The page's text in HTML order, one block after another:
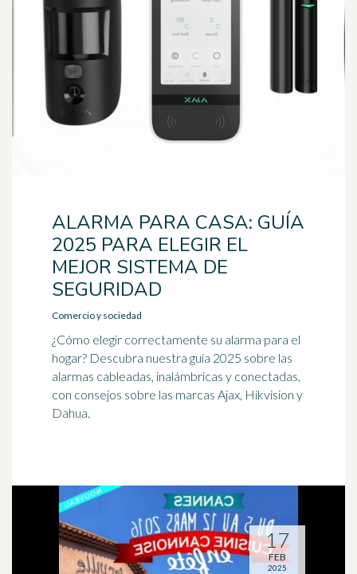
ALARMA PARA CASA: GUÍA
2025 PARA ELEGIR EL
MEJOR SISTEMA DE
SEGURIDAD
Comercio y sociedad
¿Cómo elegir correctamente su alarma para el
hogar? Descubra nuestra guía 2025 sobre las
alarmas cableadas, inalámbricas y conectadas,
con consejos sobre las marcas Ajax, Hikvision y
Dahua.
17
FEB
2025